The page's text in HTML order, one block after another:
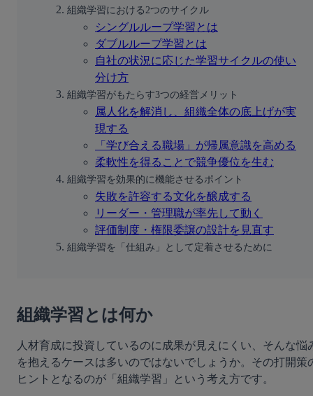
組織学習における2つのサイクル
シングルループ学習とは
ダブルループ学習とは
自社の状況に応じた学習サイクルの使い
分け方
組織学習がもたらす3つの経営メリット
属人化を解消し、組織全体の底上げが実
現する
「学び合える職場」が帰属意識を高める
柔軟性を得ることで競争優位を生む
組織学習を効果的に機能させるポイント
失敗を許容する文化を醸成する
リーダー・管理職が率先して動く
評価制度・権限委譲の設計を見直す
組織学習を「仕組み」として定着させるために
組織学習とは何か
人材育成に投資しているのに成果が見えにくい、そんな悩
を抱えるケースは多いのではないでしょうか。その打開策
ヒントとなるのが「組織学習」という考え方です。